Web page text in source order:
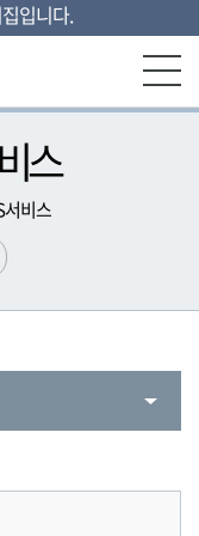
입니다.
스
서비스